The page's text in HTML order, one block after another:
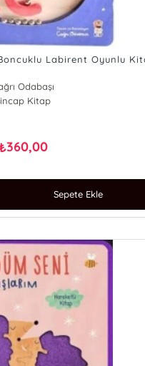
Labirent Oyunlu
Odabaşı
Kitap
360,00
Sepete Ekle